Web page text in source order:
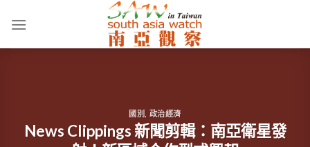
國別 政治經濟
News Clippings 新聞剪輯：南亞衛星發